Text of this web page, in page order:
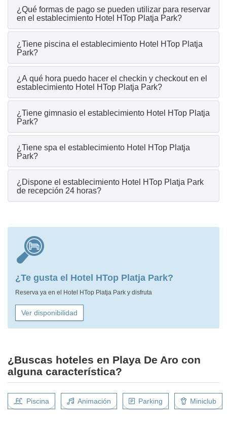
¿Qué formas de pago se pueden utilizar para reservar
en el establecimiento Hotel HTop Platja Park?
¿Tiene piscina el establecimiento Hotel HTop Platja
Park?
¿A qué hora puedo hacer el checkin y checkout en el
establecimiento Hotel HTop Platja Park?
¿Tiene gimnasio el establecimiento Hotel HTop Platja
Park?
¿Tiene spa el establecimiento Hotel HTop Platja
Park?
¿Dispone el establecimiento Hotel HTop Platja Park
de recepción 24 horas?
¿Te gusta el Hotel HTop Platja Park?
Reserva ya en el Hotel HTop Platja Park y disfruta
Ver disponibilidad
¿Buscas hoteles en Playa De Aro con
alguna característica?
Piscina Animación Parking Miniclub